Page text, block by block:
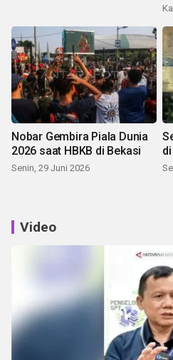
Nobar Gembira Piala Dunia
2026 saat HBKB di Bekasi
Senin, 29 Juni 2026
Video